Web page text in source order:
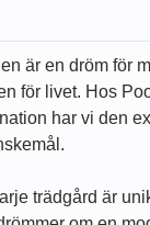
är en dröm för
för livet. Hos
har vi den
trädgård är